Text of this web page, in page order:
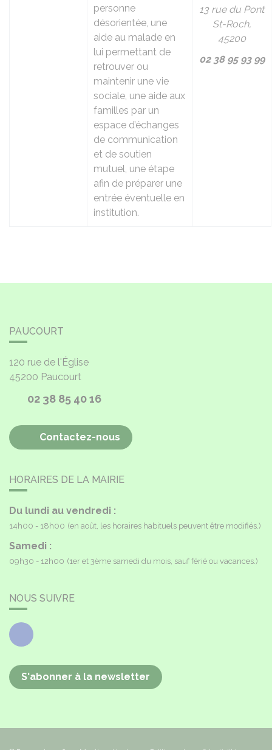
personne
désorientée, une
aide au malade en
lui permettant de
retrouver ou
maintenir une vie
sociale, une aide aux
familles par un
espace d’échanges
de communication
et de soutien
mutuel, une étape
afin de préparer une
entrée éventuelle en
institution.
13 rue du Pont
St-Roch,
45200
02 38 95 93 99
PAUCOURT
120 rue de l'Église
45200 Paucourt
02 38 85 40 16
Contactez-nous
HORAIRES DE LA MAIRIE
Du lundi au vendredi :
14h00 - 18h00 (en août, les horaires habituels peuvent être modifiés.)
Samedi :
09h30 - 12h00 (1er et 3ème samedi du mois, sauf férié ou vacances.)
NOUS SUIVRE
Facebook
S'abonner à la newsletter